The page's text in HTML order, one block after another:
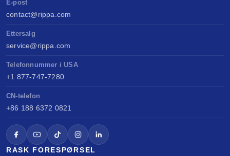
E-post
contact@rippa.com
Ettersalg
service@rippa.com
Telefonnummer i USA
+1 877-747-7280
CN-telefon
+86 188 6372 0821
RASK FORESPØRSEL